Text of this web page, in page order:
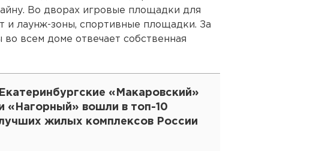
Во дворах игровые площадки для
и лаунж-зоны, спортивные площадки. За
всем доме отвечает собственная
Екатеринбургские «Макаровский»
«Нагорный» вошли в топ-10
жилых комплексов России